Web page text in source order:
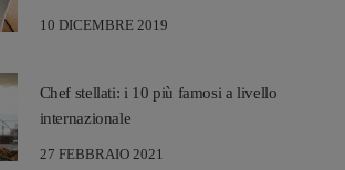
10 DICEMBRE 2019
Chef stellati: i 10 più famosi a livello
internazionale
27 FEBBRAIO 2021